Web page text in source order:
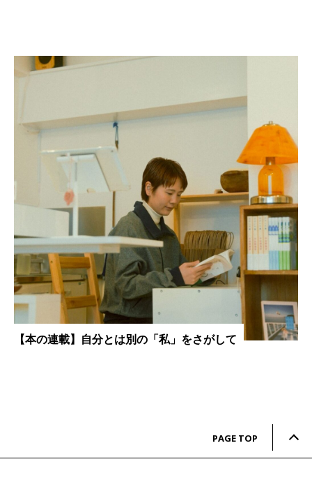
【本の連載】自分とは別の「私」をさがして
PAGE TOP